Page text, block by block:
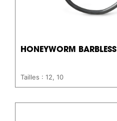
HONEYWORM BARBLESS
Tailles : 12, 10